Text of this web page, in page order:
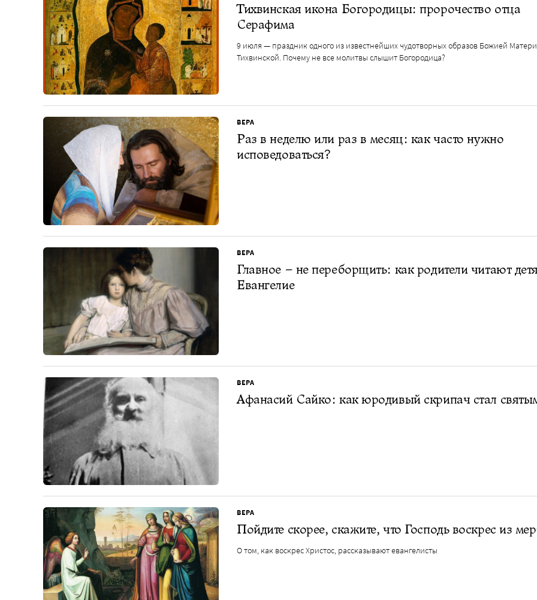
Тихвинская икона Богородицы: пророчество отца
Серафима
9 июля — праздник одного из известнейших чудотворных образов Божией
Тихвинской. Почему не все молитвы слышит Богородица?
ВЕРА
Раз в неделю или раз в месяц: как часто нужно
исповедоваться?
ВЕРА
Главное – не переборщить: как родители читают
Евангелие
ВЕРА
Афанасий Сайко: как юродивый скрипач стал
ВЕРА
Пойдите скорее, скажите, что Господь воскрес из
О том, как воскрес Христос, рассказывают евангелисты